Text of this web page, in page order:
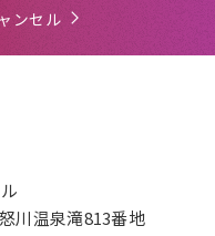
ンセル
川温泉滝813番地